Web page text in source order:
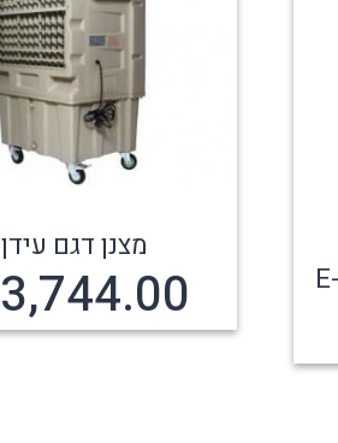
מצנן דגם עידן
3,744.00